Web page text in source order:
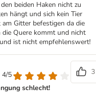
beiden Haken nicht zu
hängt und sich kein Tier
Gitter befestigen da die
Quere kommt und nicht
ist nicht empfehlenswert!
4/5
3
schlecht!